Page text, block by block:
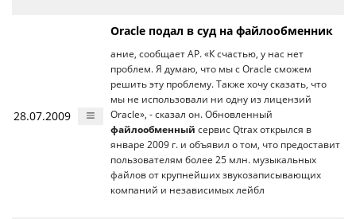
28.07.2009
Oracle подал в суд на файлообменник
ание, сообщает АР. «К счастью, у нас нет
проблем. Я думаю, что мы с Oracle сможем
решить эту проблему. Также хочу сказать, что
мы не использовали ни одну из лицензий
Oracle», - сказал он. Обновленный
файлообменный сервис Qtrax открылся в
январе 2009 г. и объявил о том, что предоставит
пользователям более 25 млн. музыкальных
файлов от крупнейших звукозаписывающих
компаний и независимых лейбл